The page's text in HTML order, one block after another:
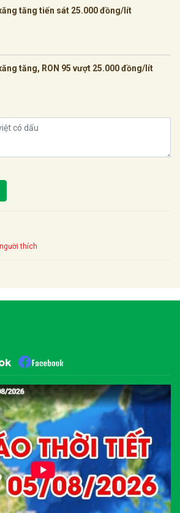
tăng tiến sát 25.000 đồng/lít
tăng, RON 95 vượt 25.000 đồng/lít
thích